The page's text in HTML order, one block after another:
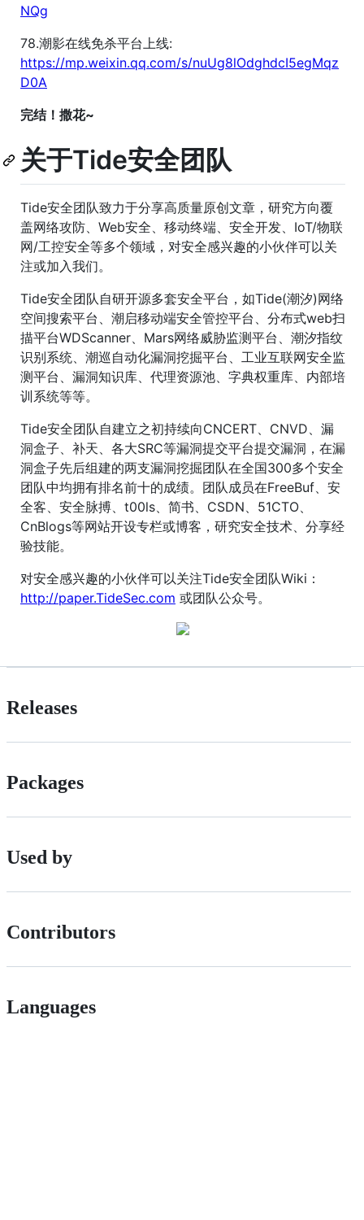
NQg
78.潮影在线免杀平台上线:
https://mp.weixin.qq.com/s/nuUg8lOdghdcI5egMqz
D0A
完结！撒花~
关于Tide安全团队
Tide安全团队致力于分享高质量原创文章，研究方向覆
盖网络攻防、Web安全、移动终端、安全开发、IoT/物联
网/工控安全等多个领域，对安全感兴趣的小伙伴可以关
注或加入我们。
Tide安全团队自研开源多套安全平台，如Tide(潮汐)网络
空间搜索平台、潮启移动端安全管控平台、分布式web扫
描平台WDScanner、Mars网络威胁监测平台、潮汐指纹
识别系统、潮巡自动化漏洞挖掘平台、工业互联网安全监
测平台、漏洞知识库、代理资源池、字典权重库、内部培
训系统等等。
Tide安全团队自建立之初持续向CNCERT、CNVD、漏
洞盒子、补天、各大SRC等漏洞提交平台提交漏洞，在漏
洞盒子先后组建的两支漏洞挖掘团队在全国300多个安全
团队中均拥有排名前十的成绩。团队成员在FreeBuf、安
全客、安全脉搏、t00ls、简书、CSDN、51CTO、
CnBlogs等网站开设专栏或博客，研究安全技术、分享经
验技能。
对安全感兴趣的小伙伴可以关注Tide安全团队Wiki：
http://paper.TideSec.com 或团队公众号。
Releases
Packages
Used by
Contributors
Languages